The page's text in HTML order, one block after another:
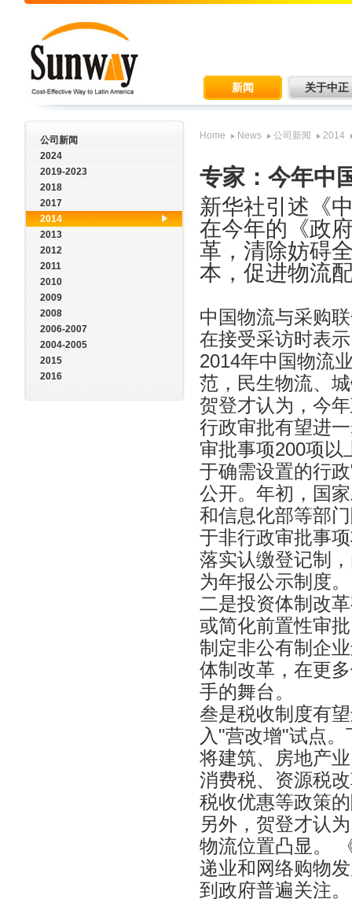
新闻 关于中正
公司新闻
2024
2019-2023
2018
2017
2014
2013
2012
2011
2010
2009
2008
2006-2007
2004-2005
2015
2016
Home News 公司新闻 2014
专家：今年中
新华社引述《
在今年的《政
革，清除妨碍
本，促进物流
中国物流与采购
在接受采访时表
2014年中国物流
范，民生物流、
贺登才认为，今
行政审批有望进
审批事项200项以
于确需设置的行
公开。年初，国
和信息化部等部
于非行政审批事
落实认缴登记制
为年报公示制度。
二是投资体制改
或简化前置性审
制定非公有制企
体制改革，在更
手的舞台。
叁是税收制度有
入"营改增"试点
将建筑、房地产
消费税、资源税
税收优惠等政策
另外，贺登才认
物流位置凸显。
递业和网络购物
到政府普遍关注。